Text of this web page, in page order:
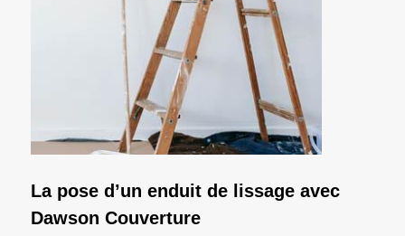
La pose d’un enduit de lissage avec
Dawson Couverture